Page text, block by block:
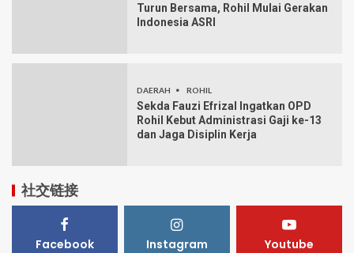
Turun Bersama, Rohil Mulai Gerakan
Indonesia ASRI
DAERAH ROHIL
Sekda Fauzi Efrizal Ingatkan OPD
Rohil Kebut Administrasi Gaji ke-13
dan Jaga Disiplin Kerja
社交链接
Facebook Instagram Youtube